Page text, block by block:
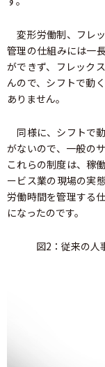
変形労働制、フレ
管理の仕組みには一
ができず、フレック
んので、シフトで動
ありません。
同様に、シフトで
がないので、一般の
これらの制度は、稼
ービス業の現場の実
労働時間を管理する
になったのです。
図2：従来の人